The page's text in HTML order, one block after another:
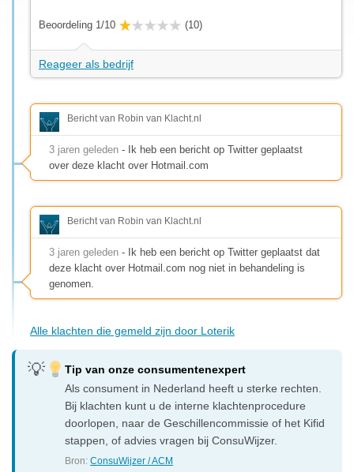
Beoordeling 1/10 (10)
Reageer als bedrijf
Bericht van Robin van Klacht.nl
3 jaren geleden - Ik heb een bericht op Twitter geplaatst
over deze klacht over Hotmail.com
Bericht van Robin van Klacht.nl
3 jaren geleden - Ik heb een bericht op Twitter geplaatst dat
deze klacht over Hotmail.com nog niet in behandeling is
genomen.
Alle klachten die gemeld zijn door Loterik
Tip van onze consumentenexpert
Als consument in Nederland heeft u sterke rechten.
Bij klachten kunt u de interne klachtenprocedure
doorlopen, naar de Geschillencommissie of het Kifid
stappen, of advies vragen bij ConsuWijzer.
Bron:ConsuWijzer / ACM